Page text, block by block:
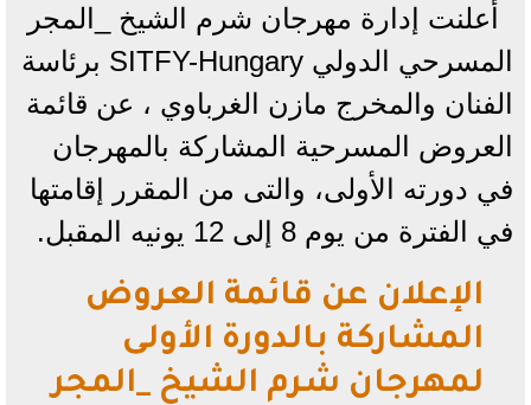
أعلنت إدارة مهرجان شرم الشيخ _المجر
المسرحي الدولي SITFY-Hungary برئاسة
الفنان والمخرج مازن الغرباوي ، عن قائمة
العروض المسرحية المشاركة بالمهرجان
في دورته الأولى، والتى من المقرر إقامتها
في الفترة من يوم 8 إلى 12 يونيه المقبل.
الإعلان عن قائمة العروض
المشاركة بالدورة الأولى
لمهرجان شرم الشيخ _المجر